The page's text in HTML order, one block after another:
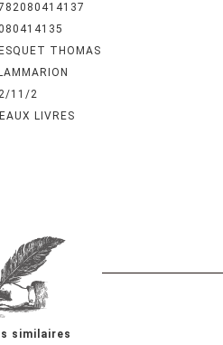
THOMAS
11/2
LIVRES
similaires